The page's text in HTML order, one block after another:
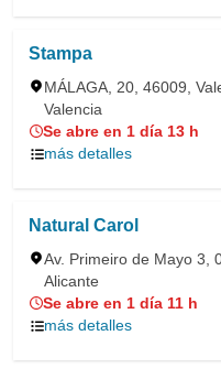
Stampa
MÁLAGA, 20, 46009,
Valencia
Se abre en 1 día 13 h
más detalles
Natural Carol
Av. Primeiro de Mayo 3,
Alicante
Se abre en 1 día 11 h
más detalles